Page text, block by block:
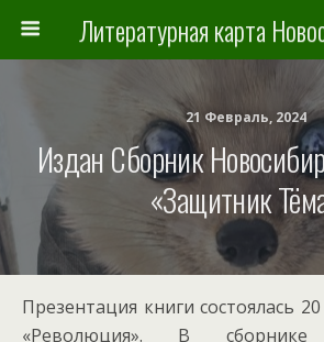
21 Февраль, 2024
Издан Сборник
«Защитник
Презентация книги состоялась
«Революция». В сборнике